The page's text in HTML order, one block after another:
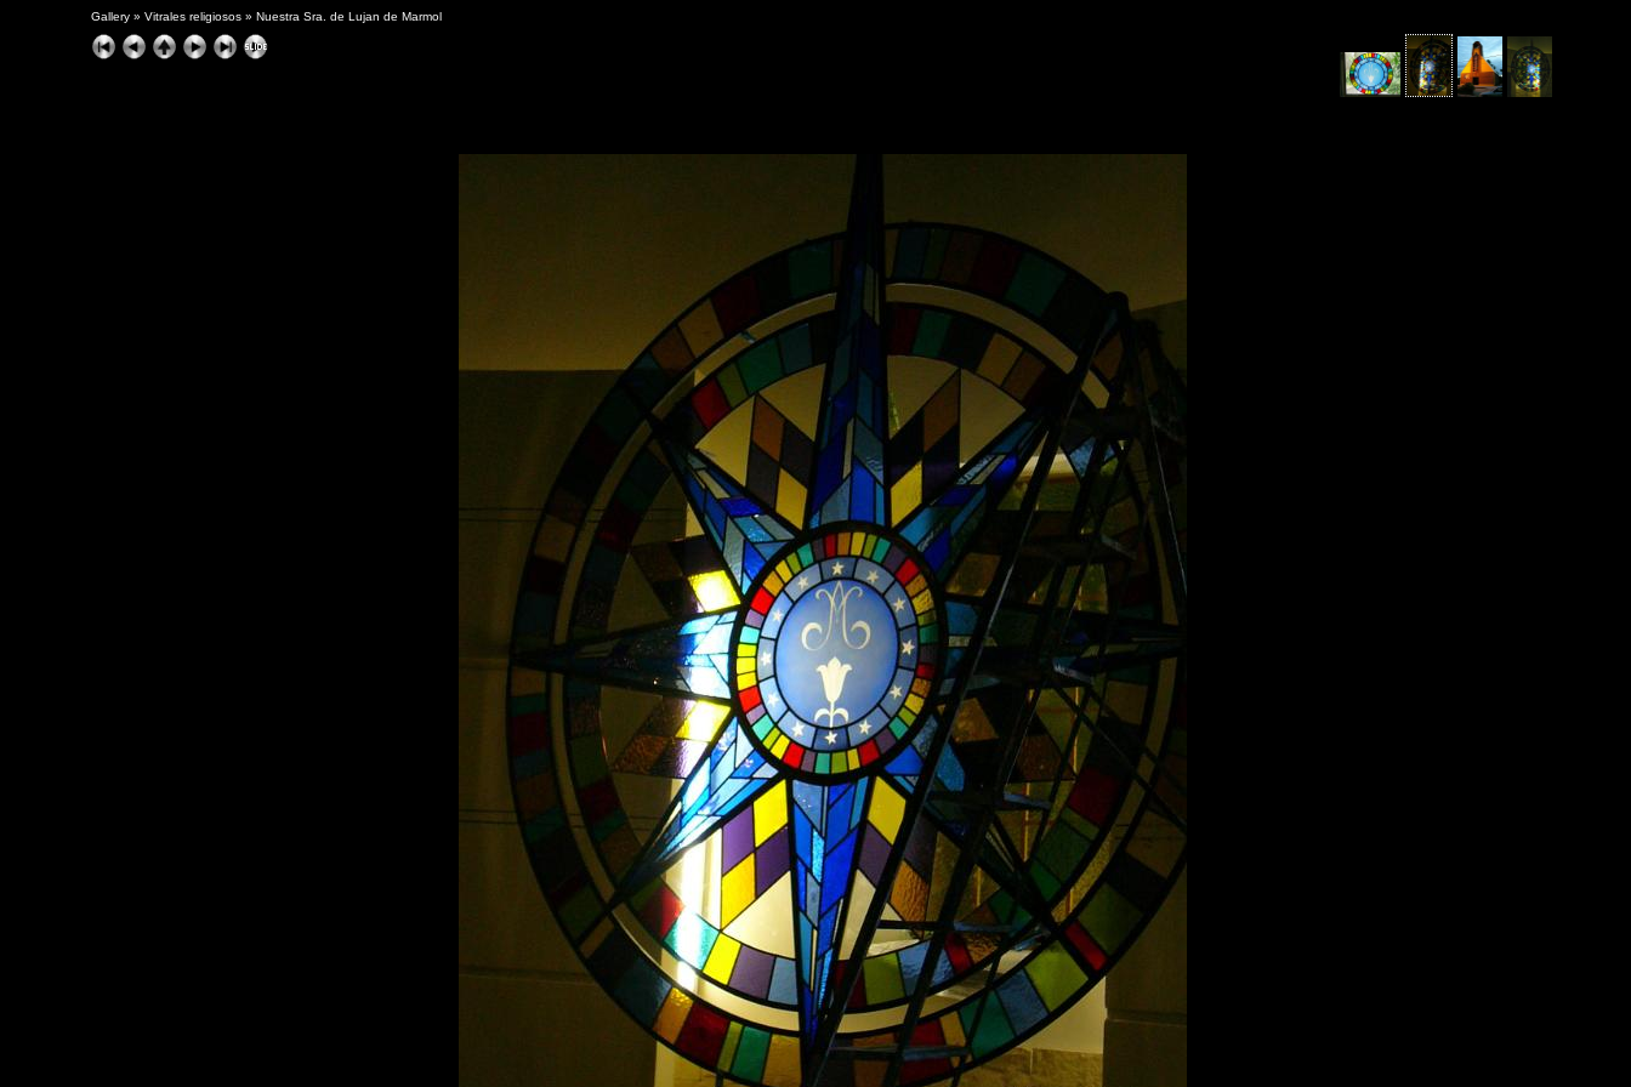
Gallery » Vitrales religiosos » Nuestra Sra. de Lujan de Marmol